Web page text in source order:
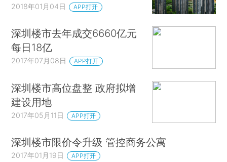
2018年01月04日 APP打开
深圳楼市去年成交6660亿元
每日18亿
2017年07月08日 APP打开
深圳楼市高位盘整 政府拟增
建设用地
2017年05月11日 APP打开
深圳楼市限价令升级 管控商务公寓
2017年01月19日 APP打开